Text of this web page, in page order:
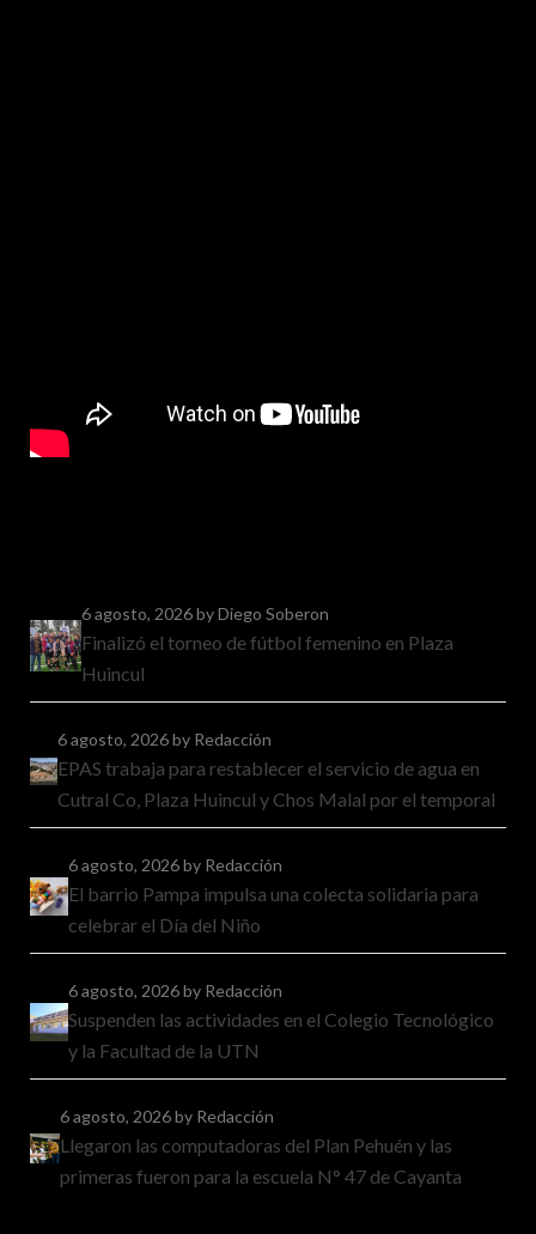
6 agosto, 2026by Diego Soberon
Finalizó el torneo de fútbol femenino en Plaza
Huincul
6 agosto, 2026by Redacción
EPAS trabaja para restablecer el servicio de agua en
Cutral Co, Plaza Huincul y Chos Malal por el temporal
6 agosto, 2026by Redacción
El barrio Pampa impulsa una colecta solidaria para
celebrar el Día del Niño
6 agosto, 2026by Redacción
Suspenden las actividades en el Colegio Tecnológico
y la Facultad de la UTN
6 agosto, 2026by Redacción
Llegaron las computadoras del Plan Pehuén y las
primeras fueron para la escuela N° 47 de Cayanta